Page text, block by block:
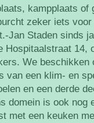
kampplaats of
zeker iets
Jan Staden sinds
Hospitaalstraat 14,
We beschikken
van een klim- en
en een derde
domein is ook nog
met een keuken